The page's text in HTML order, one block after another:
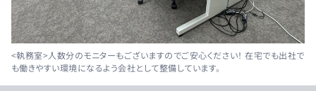
<執務室>人数分のモニターもございますのでご安心ください！ 在宅でも出社で
も働きやすい環境になるよう会社として整備しています。